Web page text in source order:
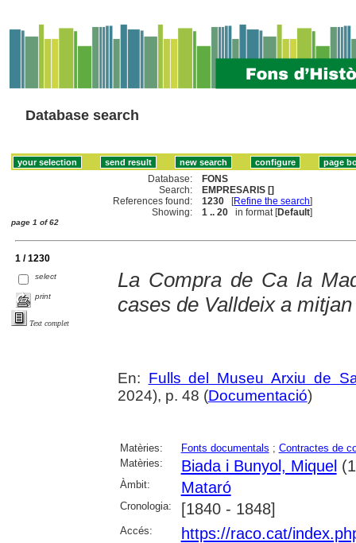
Database search
Database:
FONS
Search:
EMPRESARIS []
References found:
1230 [Refine the search]
Showing:
1 .. 20 in format [Default]
page 1 of 62
1 / 1230
select
print
Text complet
La Compra de Ca la
cases de Valldeix a
En: Fulls del Museu Arxiu de
2024), p. 48 (Documentació)
Matèries: Fonts documentals ; Contractes de
Matèries:
Biada i Bunyol, Miquel
Àmbit: Mataró
Cronologia: [1840 - 1848]
Accés: https://raco.cat/